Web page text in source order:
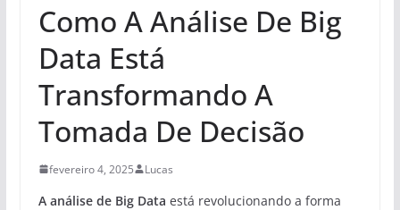
Como A Análise De Big
Data Está
Transformando A
Tomada De Decisão
fevereiro 4, 2025 Lucas
A análise de Big Data está revolucionando a forma